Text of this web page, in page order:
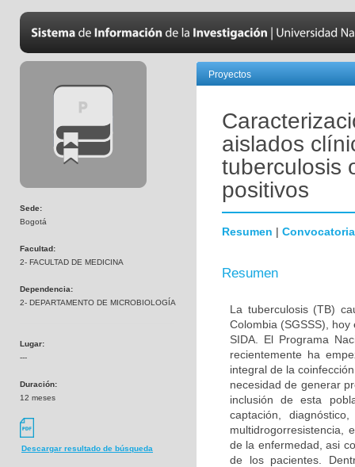
Sede:
Bogotá
Facultad:
2- FACULTAD DE MEDICINA
Dependencia:
2- DEPARTAMENTO DE MICROBIOLOGÍA
Lugar:
---
Duración:
12 meses
Descargar resultado de búsqueda
Proyectos
aislados
tuberculosis
positivos
Resumen | Convocatoria
Resumen
La tuberculosis (TB)
Colombia (SGSSS),
SIDA. El Programa
recientemente ha
integral de la
necesidad de generar
inclusión de esta
captación,
multidrogorresistencia,
de la enfermedad, asi
de los pacientes.